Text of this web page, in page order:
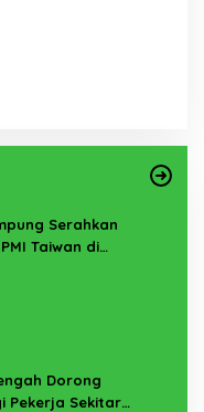
Serahkan
Taiwan di
Dorong
Pekerja Sekitar